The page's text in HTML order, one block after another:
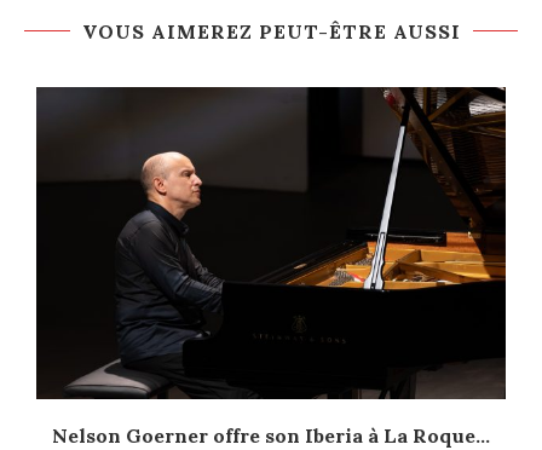
VOUS AIMEREZ PEUT-ÊTRE AUSSI
Nelson Goerner offre son Iberia à La Roque...